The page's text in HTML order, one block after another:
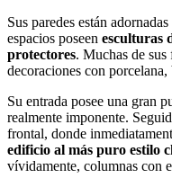
Sus paredes están
espacios poseen esculturas
protectores. Muchas de
decoraciones con
Su entrada posee una gran
realmente imponente.
frontal, donde
edificio al más puro estilo
vívidamente, columnas con